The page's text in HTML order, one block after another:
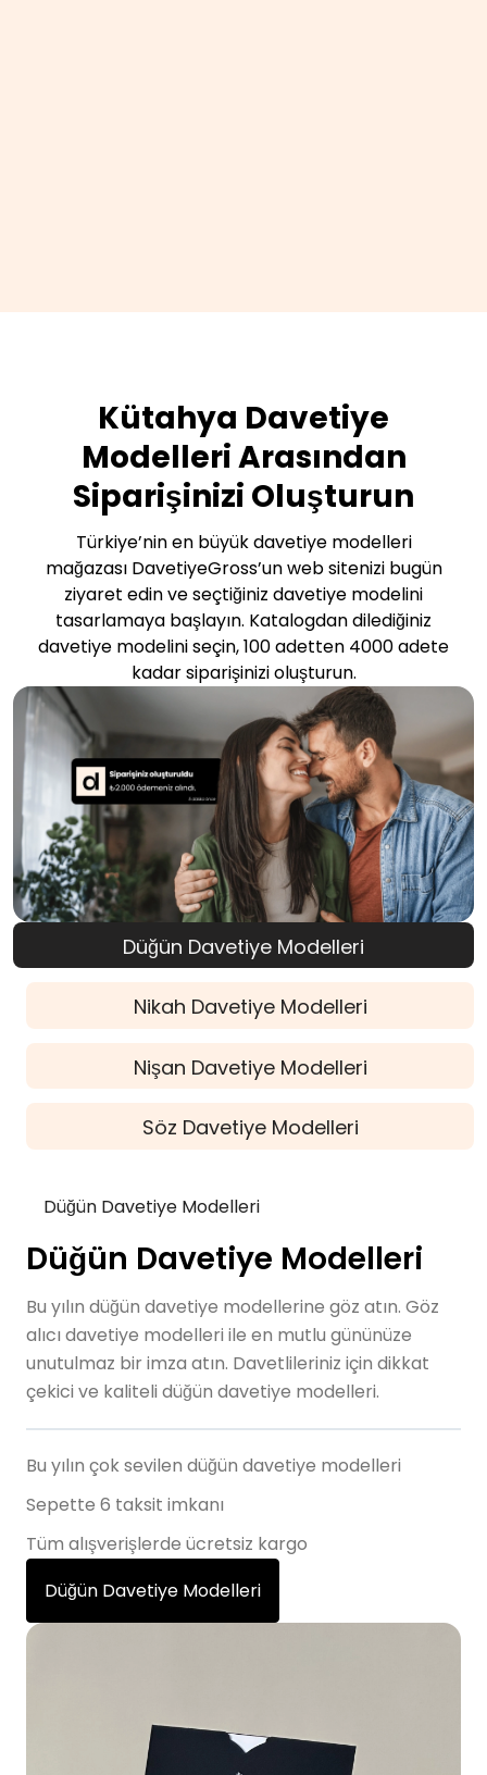
Kütahya Davetiye
Modelleri Arasından
Siparişinizi Oluşturun
Türkiye’nin en büyük davetiye modelleri
mağazası DavetiyeGross’un web sitenizi bugün
ziyaret edin ve seçtiğiniz davetiye modelini
tasarlamaya başlayın. Katalogdan dilediğiniz
davetiye modelini seçin, 100 adetten 4000 adete
kadar siparişinizi oluşturun.
Düğün Davetiye Modelleri
Nikah Davetiye Modelleri
Nişan Davetiye Modelleri
Söz Davetiye Modelleri
Düğün Davetiye Modelleri
Düğün Davetiye Modelleri
Bu yılın düğün davetiye modellerine göz atın. Göz
alıcı davetiye modelleri ile en mutlu gününüze
unutulmaz bir imza atın. Davetlileriniz için dikkat
çekici ve kaliteli düğün davetiye modelleri.
Bu yılın çok sevilen düğün davetiye modelleri
Sepette 6 taksit imkanı
Tüm alışverişlerde ücretsiz kargo
Düğün Davetiye Modelleri